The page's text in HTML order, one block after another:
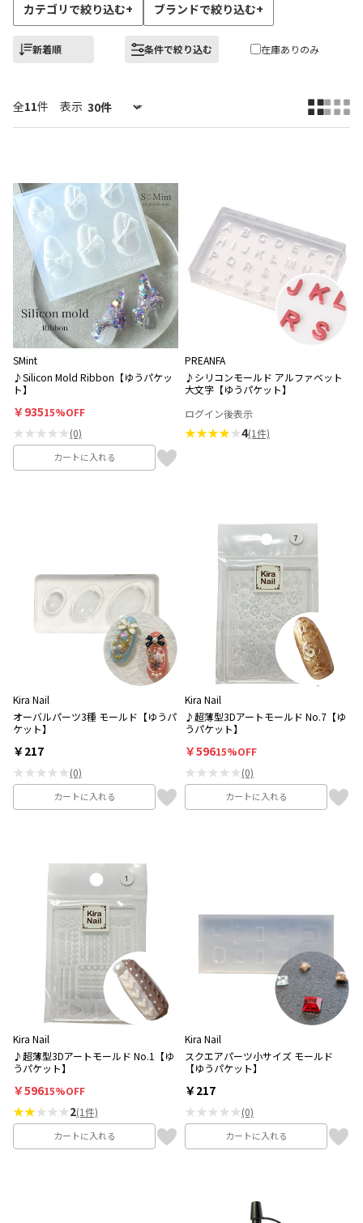
カテゴリで絞り込む+ ブランドで絞り込む+
新着順 条件で絞り込む 在庫ありのみ
全11件 表示
SMint
♪Silicon Mold Ribbon【ゆうパケッ
ト】
￥93515%OFF
★★★★★(0)
カートに入れる
PREANFA
♪シリコンモールド アルファベット
大文字【ゆうパケット】
ログイン後表示
★★★★★4(1件)
Kira Nail
オーバルパーツ3種 モールド【ゆうパ
ケット】
￥217
★★★★★(0)
カートに入れる
Kira Nail
♪超薄型3Dアートモールド No.7【ゆ
うパケット】
￥59615%OFF
★★★★★(0)
カートに入れる
Kira Nail
♪超薄型3Dアートモールド No.1【ゆ
うパケット】
￥59615%OFF
★★★★★2(1件)
カートに入れる
Kira Nail
スクエアパーツ小サイズ モールド
【ゆうパケット】
￥217
★★★★★(0)
カートに入れる